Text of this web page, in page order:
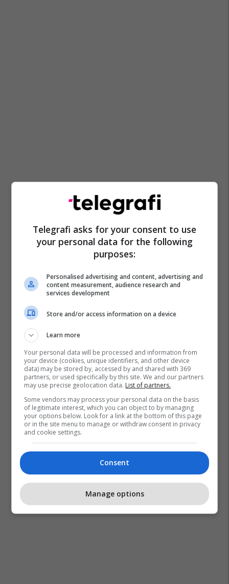
Telegrafi asks for your consent to use
your personal data for the following
purposes:
Personalised advertising and content, advertising and
content measurement, audience research and
services development
Store and/or access information on a device
Learn more
Your personal data will be processed and information from
your device (cookies, unique identifiers, and other device
data) may be stored by, accessed by and shared with 369
partners, or used specifically by this site. We and our partners
may use precise geolocation data. List of partners.
Some vendors may process your personal data on the basis
of legitimate interest, which you can object to by managing
your options below. Look for a link at the bottom of this page
or in the site menu to manage or withdraw consent in privacy
and cookie settings.
Consent
Manage options